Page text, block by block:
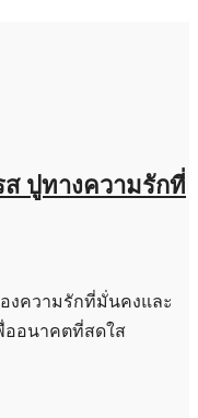
ปูทางความรักที่
งความรักที่มั่นคงและ
ออนาคตที่สดใส